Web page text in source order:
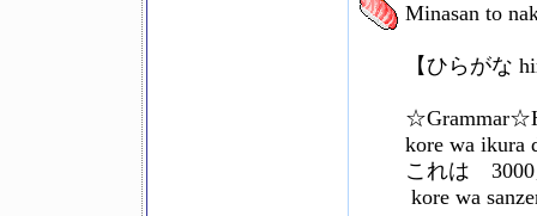
Minasan to
【ひらがな
kore wa ikura
これは
kore wa